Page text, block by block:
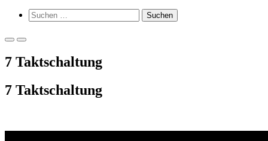
Such-
Formular
Suchen
nach:
Primäres
für
Primäres
für
7 Taktschaltung
7 Taktschaltung